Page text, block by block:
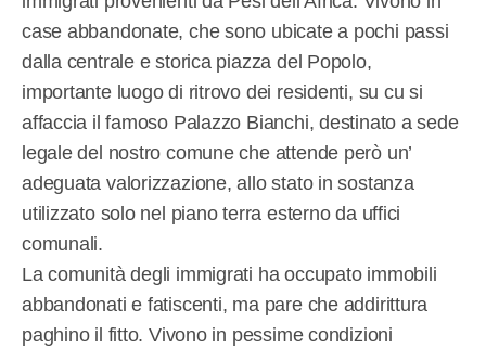
case abbandonate, che sono ubicate a pochi passi
dalla centrale e storica piazza del Popolo,
importante luogo di ritrovo dei residenti, su cu si
affaccia il famoso Palazzo Bianchi, destinato a sede
legale del nostro comune che attende però un’
adeguata valorizzazione, allo stato in sostanza
utilizzato solo nel piano terra esterno da uffici
comunali.
La comunità degli immigrati ha occupato immobili
abbandonati e fatiscenti, ma pare che addirittura
paghino il fitto. Vivono in pessime condizioni